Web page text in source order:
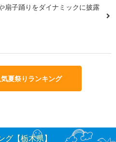
扇子踊りをダイナミックに披露
夏祭りランキング
【栃木県】